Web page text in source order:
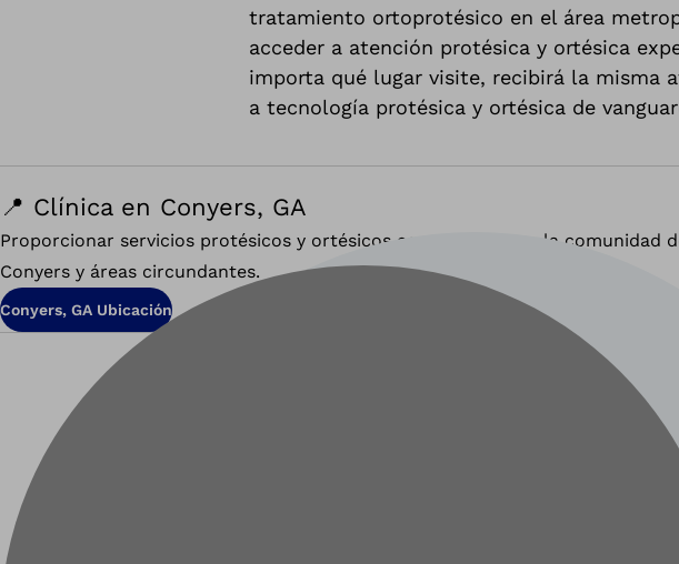
tratamiento ortoprotésico en el área
acceder a atención protésica y ortésica
importa qué lugar visite, recibirá la misma
a tecnología protésica y ortésica de
📍 Clínica en Conyers, GA
Proporcionar servicios protésicos y ortésicos especializados a la comunidad
Conyers y áreas circundantes.
Conyers, GA Ubicación